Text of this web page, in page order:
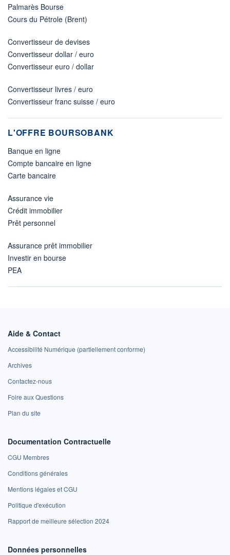
Palmarès Bourse
Cours du Pétrole (Brent)
Convertisseur de devises
Convertisseur dollar / euro
Convertisseur euro / dollar
Convertisseur livres / euro
Convertisseur franc suisse / euro
L'OFFRE BOURSOBANK
Banque en ligne
Compte bancaire en ligne
Carte bancaire
Assurance vie
Crédit immobilier
Prêt personnel
Assurance prêt immobilier
Investir en bourse
PEA
Aide & Contact
Accessibilité Numérique (partiellement conforme)
Archives
Contactez-nous
Foire aux Questions
Plan du site
Documentation Contractuelle
CGU Membres
Conditions générales
Mentions légales et CGU
Politique d'exécution
Rapport de meilleure sélection 2024
Données personnelles